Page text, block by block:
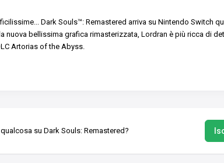
Dark Souls™: Remastered arriva su Nintendo Switch
nuova bellissima grafica rimasterizzata, Lordran è più ricca di
Artorias of the Abyss.
su Dark Souls: Remastered?